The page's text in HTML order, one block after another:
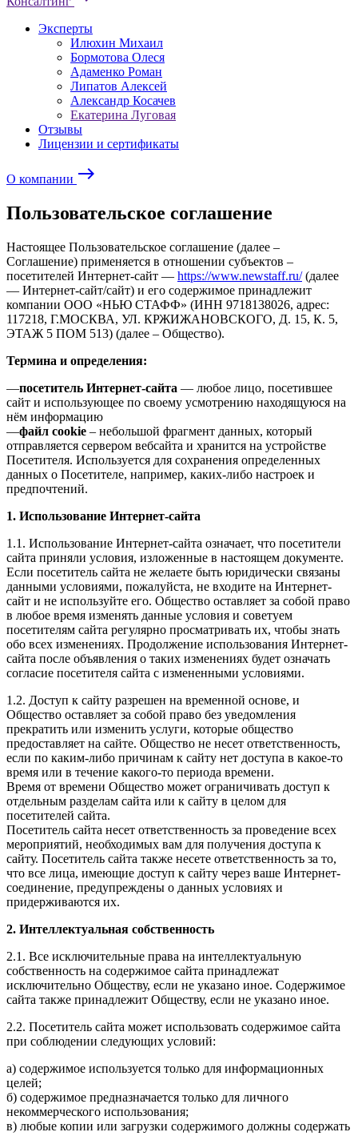
Эксперты
Илюхин Михаил
Бормотова Олеся
Адаменко Роман
Липатов Алексей
Александр Косачев
Екатерина Луговая
Отзывы
Лицензии и сертификаты
О компании east
Пользовательское соглашение
Настоящее Пользовательское соглашение (далее –
Соглашение) применяется в отношении субъектов –
посетителей Интернет-сайт — https://www.newstaff.ru/(далее
— Интернет-сайт/сайт) и его содержимое принадлежит
компании ООО «НЬЮ СТАФФ» (ИНН 9718138026, адрес:
117218, Г.МОСКВА, УЛ. КРЖИЖАНОВСКОГО, Д. 15, К. 5,
ЭТАЖ 5 ПОМ 513) (далее – Общество).
Термина и определения:
—посетитель Интернет-сайта — любое лицо, посетившее
сайт и использующее по своему усмотрению находящуюся на
нём информацию
—файл cookie – небольшой фрагмент данных, который
отправляется сервером вебсайта и хранится на устройстве
Посетителя. Используется для сохранения определенных
данных о Посетителе, например, каких-либо настроек и
предпочтений.
1. Использование Интернет-сайта
1.1. Использование Интернет-сайта означает, что посетители
сайта приняли условия, изложенные в настоящем документе.
Если посетитель сайта не желаете быть юридически связаны
данными условиями, пожалуйста, не входите на Интернет-
сайт и не используйте его. Общество оставляет за собой право
в любое время изменять данные условия и советуем
посетителям сайта регулярно просматривать их, чтобы знать
обо всех изменениях. Продолжение использования Интернет-
сайта после объявления о таких изменениях будет означать
согласие посетителя сайта с измененными условиями.
1.2. Доступ к сайту разрешен на временной основе, и
Общество оставляет за собой право без уведомления
прекратить или изменить услуги, которые общество
предоставляет на сайте. Общество не несет ответственность,
если по каким-либо причинам к сайту нет доступа в какое-то
время или в течение какого-то периода времени.
Время от времени Общество может ограничивать доступ к
отдельным разделам сайта или к сайту в целом для
посетителей сайта.
Посетитель сайта несет ответственность за проведение всех
мероприятий, необходимых вам для получения доступа к
сайту. Посетитель сайта также несете ответственность за то,
что все лица, имеющие доступ к сайту через ваше Интернет-
соединение, предупреждены о данных условиях и
придерживаются их.
2. Интеллектуальная собственность
2.1. Все исключительные права на интеллектуальную
собственность на содержимое сайта принадлежат
исключительно Обществу, если не указано иное. Содержимое
сайта также принадлежит Обществу, если не указано иное.
2.2. Посетитель сайта может использовать содержимое сайта
при соблюдении следующих условий:
а) содержимое используется только для информационных
целей;
б) содержимое предназначается только для личного
некоммерческого использования;
в) любые копии или загрузки содержимого должны содержать